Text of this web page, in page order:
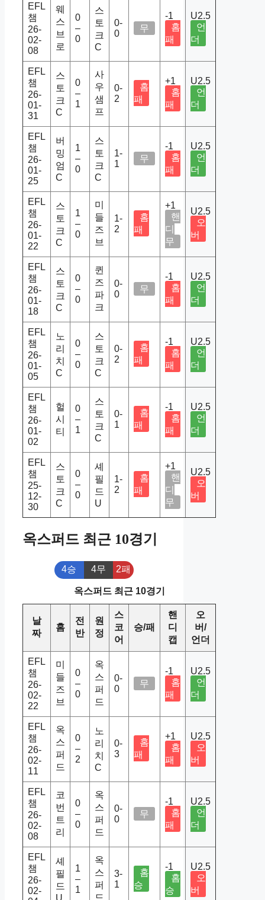
EFL
챔
26-
02-
08
웨
스
브
로
0
–
0
스
토
크
C
0-
0
무
-1
홈
패
U2.5
언
더
EFL
챔
26-
01-
31
스
토
크
C
0
–
1
사
우
샘
프
0-
2
홈
패
+1
홈
패
U2.5
언
더
EFL
챔
26-
01-
25
버
밍
엄
C
1
–
0
스
토
크
C
1-
1
무
-1
홈
패
U2.5
언
더
EFL
챔
26-
01-
22
스
토
크
C
1
–
0
미
들
즈
브
1-
2
홈
패
+1
핸
디
무
U2.5
오
버
EFL
챔
26-
01-
18
스
토
크
C
0
–
0
퀸
즈
파
크
0-
0
무
-1
홈
패
U2.5
언
더
EFL
챔
26-
01-
05
노
리
치
C
0
–
0
스
토
크
C
0-
2
홈
패
-1
홈
패
U2.5
언
더
EFL
챔
26-
01-
02
헐
시
티
0
–
1
스
토
크
C
0-
1
홈
패
-1
홈
패
U2.5
언
더
EFL
챔
25-
12-
30
스
토
크
C
0
–
0
셰
필
드
U
1-
2
홈
패
+1
핸
디
무
U2.5
오
버
옥스퍼드 최근 10경기
4승 4무 2패
옥스퍼드 최근 10경기
날
짜
홈
전
반
원
정
스
코
어
승/패
핸
디
캡
오
버/
언더
EFL
챔
26-
02-
22
미
들
즈
브
0
–
0
옥
스
퍼
드
0-
0
무
-1
홈
패
U2.5
언
더
EFL
챔
26-
02-
11
옥
스
퍼
드
0
–
2
노
리
치
C
0-
3
홈
패
+1
홈
패
U2.5
오
버
EFL
챔
26-
02-
08
코
번
트
리
0
–
0
옥
스
퍼
드
0-
0
무
-1
홈
패
U2.5
언
더
EFL
챔
26-
02-
셰
필
드
U
1
–
1
옥
스
퍼
드
3-
1
홈
승
-1
홈
승
U2.5
오
버